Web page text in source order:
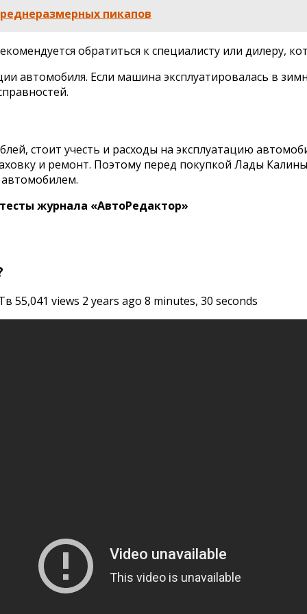
пикапов
обратиться к специалисту или дилеру,
автомобиля. Если машина эксплуатировалась в
стоит учесть и расходы на эксплуатацию
и ремонт. Поэтому перед покупкой Лады
журнала «АвтоРедактор»
55,041 views 2 years ago 8 minutes, 30 seconds